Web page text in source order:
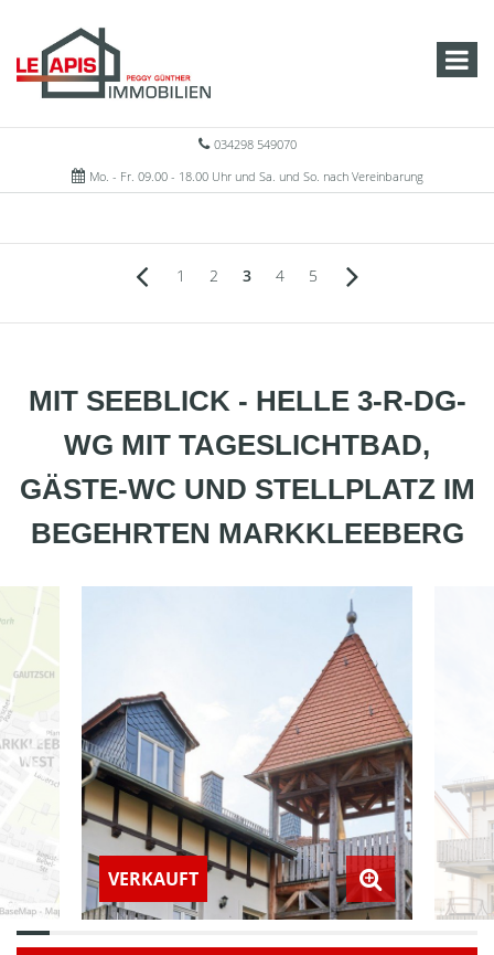
034298 549070
Mo. - Fr. 09.00 - 18.00 Uhr und Sa. und So. nach Vereinbarung
1 2 3 4 5
MIT SEEBLICK - HELLE 3-R-DG-
WG MIT TAGESLICHTBAD,
GÄSTE-WC UND STELLPLATZ IM
BEGEHRTEN MARKKLEEBERG
VERKAUFT